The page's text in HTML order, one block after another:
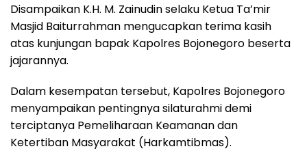
Disampaikan K.H. M. Zainudin selaku Ketua Ta’mir
Masjid Baiturrahman mengucapkan terima kasih
atas kunjungan bapak Kapolres Bojonegoro beserta
jajarannya.
Dalam kesempatan tersebut, Kapolres Bojonegoro
menyampaikan pentingnya silaturahmi demi
terciptanya Pemeliharaan Keamanan dan
Ketertiban Masyarakat (Harkamtibmas).